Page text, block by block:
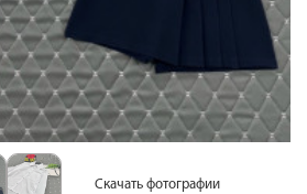
Скачать фотографии